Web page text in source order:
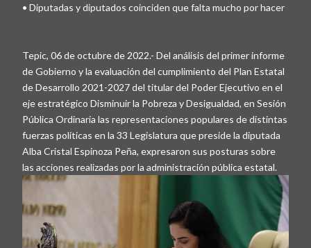
• Diputadas y diputados coinciden que falta mucho por hacer
Tepic, 06 de octubre de 2022.- Del análisis del primer informe
de Gobierno y la evaluación del cumplimiento del Plan Estatal
de Desarrollo 2021-2027 del titular del Poder Ejecutivo en el
eje estratégico Disminuir la Pobreza y Desigualdad, en Sesión
Pública Ordinaria las representaciones populares de distintas
fuerzas políticas en la 33 Legislatura que preside la diputada
Alba Cristal Espinoza Peña, expresaron sus posturas sobre
las acciones realizadas por la administración pública estatal.